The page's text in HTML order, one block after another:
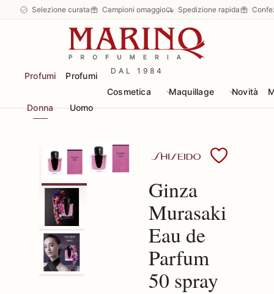
Selezione curata Campioni omaggio Spedizione rapida
DAL 1984
Profumi
Donna
Profumi
Uomo
Cosmetica Maquillage Novità
Scopri i prodotti
Ginza
Murasaki
Eau de
Parfum
50 spray